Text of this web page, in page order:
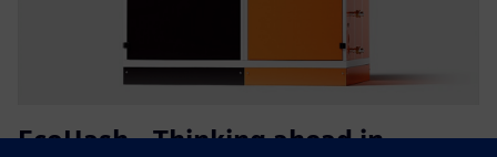
EcoHash - Thinking ahead in